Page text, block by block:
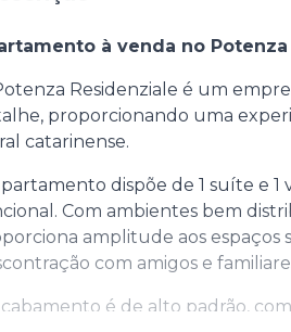
à venda no
Residenziale é um
proporcionando uma
catarinense.
dispõe de 1 suíte e
Com ambientes bem
amplitude aos espaços
com amigos e
é de alto padrão,